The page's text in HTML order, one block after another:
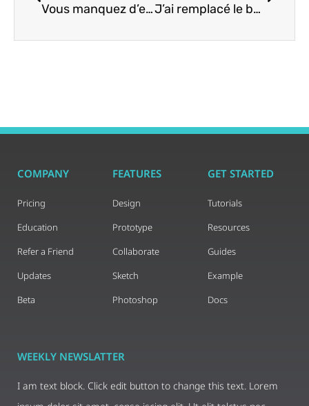
Vous manquez d’espace ? Comment déplacer en toute sécurité des volumes Docker vers une partition plus grande J’ai remplacé le bureau par défaut d’Ubuntu par i3 : voici comment ma productivité a explosé
COMPANY
Pricing
Education
Refer a Friend
Updates
Beta
FEATURES
Design
Prototype
Collaborate
Sketch
Photoshop
GET STARTED
Tutorials
Resources
Guides
Example
Docs
WEEKLY NEWSLATTER
I am text block. Click edit button to change this text. Lorem